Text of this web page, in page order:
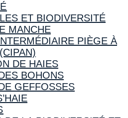
ET BIODIVERSITÉ
MANCHE
PIÈGE À
DE HAIES
BOHONS
GEFFOSSES